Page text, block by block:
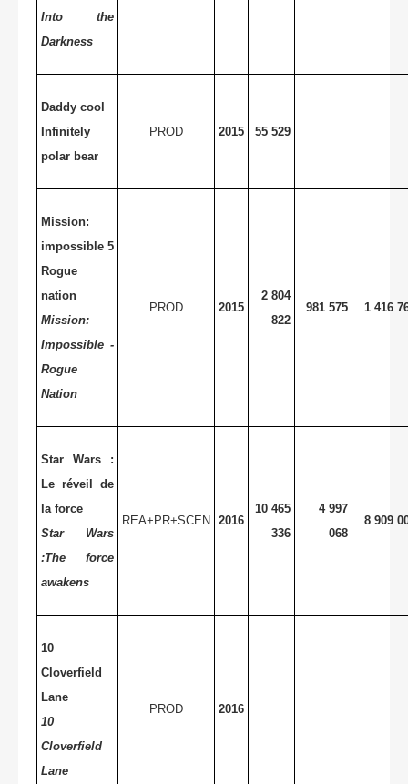
Into the
Darkness
Daddy cool
Infinitely
polar bear
PROD 2015 55 529
Mission:
impossible 5
Rogue
nation
Mission:
Impossible -
Rogue
Nation
PROD 2015
2 804
822
981 575 1 416
Star Wars :
Le réveil de
la force
Star Wars
:The force
awakens
REA+PR+SCEN 2016
10 465
336
4 997
068
8 909
10
Cloverfield
Lane
10
Cloverfield
Lane
PROD 2016